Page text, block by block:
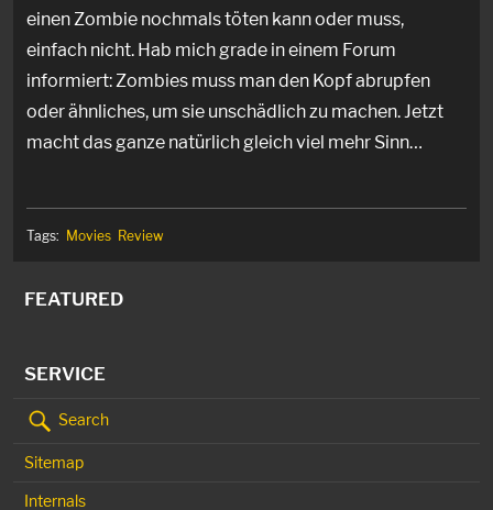
einen Zombie nochmals töten kann oder muss,
einfach nicht. Hab mich grade in einem Forum
informiert: Zombies muss man den Kopf abrupfen
oder ähnliches, um sie unschädlich zu machen. Jetzt
macht das ganze natürlich gleich viel mehr Sinn…
Tags: Movies Review
FEATURED
SERVICE
Search
Sitemap
Internals